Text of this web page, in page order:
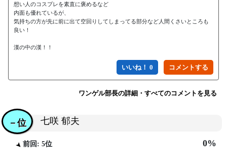
想い人のコスプレを素直に褒めるなど
内面も優れているが、
気持ちの方が先に前に出て空回りしてしまってる部分など人間くさいところも
良い！
いいね！ 0
ワンゲル部長の詳細・すべてのコメントを見る
七咲 郁夫
－位
前回: 5位 0%